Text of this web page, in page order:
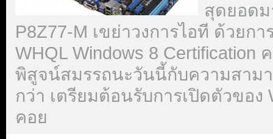
สุดยอดม
P8Z77-M เขย่าวงการไอที ด้วยก
WHQL Windows 8 Certification
พิสูจน์สมรรถนะวันนี้กับความสาม
กว่า เตรียมต้อนรับการเปิดตัวของ
คอย